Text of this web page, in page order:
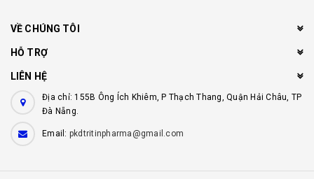
VỀ CHÚNG TÔI
HỖ TRỢ
LIÊN HỆ
Địa chỉ: 155B Ông Ích Khiêm, P Thạch Thang, Quận Hải Châu, TP
Đà Nẵng.
Email: pkdtritinpharma@gmail.com